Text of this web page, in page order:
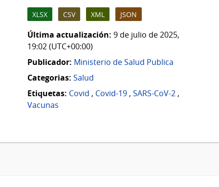
XLSX CSV XML JSON
Última actualización: 9 de julio de 2025,
19:02 (UTC+00:00)
Publicador: Ministerio de Salud Publica
Categorias: Salud
Etiquetas: Covid , Covid-19 , SARS-CoV-2 ,
Vacunas